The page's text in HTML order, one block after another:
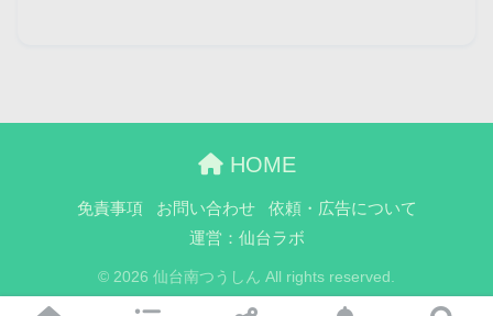
HOME
免責事項 お問い合わせ
依頼・広告について
運営：仙台ラボ
© 2026 仙台南つうしん All rights reserved.